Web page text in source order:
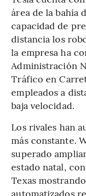
área de la bahía
capacidad de
distancia los
la empresa ha
Administración
Tráfico en
empleados a
baja velocidad.
Los rivales han
más constante.
superado
estado natal,
Texas
automatizados